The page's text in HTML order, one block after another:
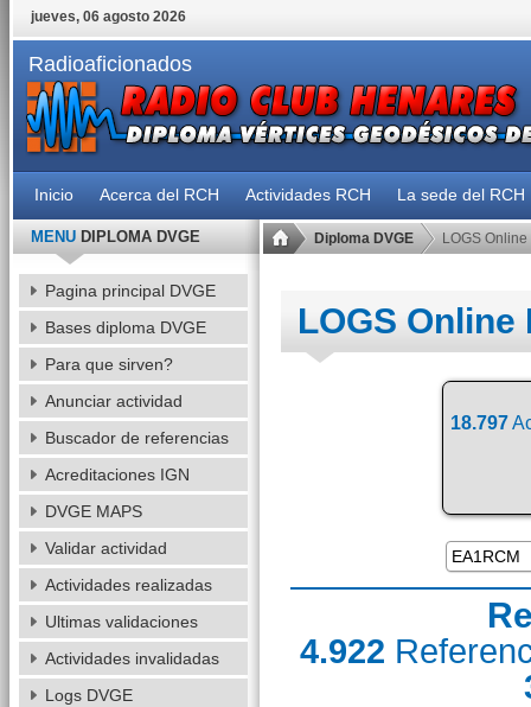
jueves, 06 agosto 2026
Radioaficionados
Inicio Acerca del RCH Actividades RCH La sede del RCH
Diploma DVGE LOGS Online
LOGS Online
18.797
4.922
MENUDIPLOMA DVGE
Pagina principal DVGE
Bases diploma DVGE
Para que sirven?
Anunciar actividad
Buscador de referencias
Acreditaciones IGN
DVGE MAPS
Validar actividad
Actividades realizadas
Ultimas validaciones
Actividades invalidadas
Logs DVGE